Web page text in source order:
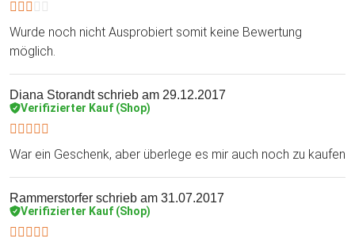
Wurde noch nicht Ausprobiert somit keine Bewertung
möglich.
Diana Storandtschrieb am 29.12.2017
Verifizierter Kauf (Shop)
War ein Geschenk, aber überlege es mir auch noch zu kaufen
Rammerstorfer schrieb am 31.07.2017
Verifizierter Kauf (Shop)